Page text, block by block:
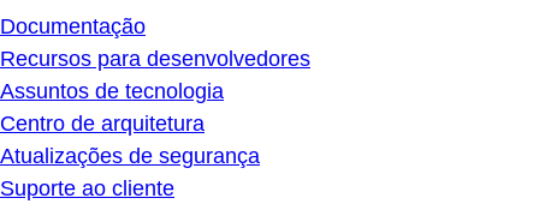
Documentação
Recursos para desenvolvedores
Assuntos de tecnologia
Centro de arquitetura
Atualizações de segurança
Suporte ao cliente